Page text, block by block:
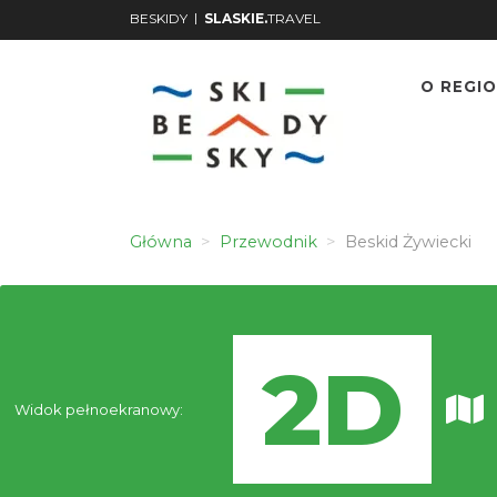
BESKIDY | SLASKIE.TRAVEL
O
Główna Przewodnik Beskid Żywiecki
Widok pełnoekranowy: